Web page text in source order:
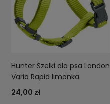
Hunter Szelki dla psa London
Vario Rapid limonka
24,00 zł